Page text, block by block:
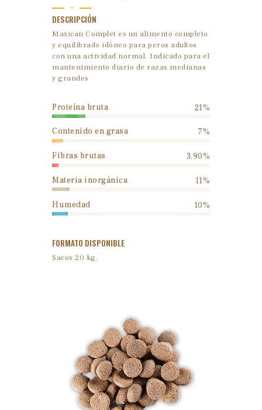
-
DESCRIPCIÓN
Maxican Complet es un alimento completo
y equilibrado idóneo para peros adultos
con una actividad normal. Indicado para el
mantenimiento diario de razas medianas
y grandes
Proteína bruta 21%
Contenido en grasa 7%
Fibras brutas 3.90%
Materia inorgánica 11%
Humedad 10%
FORMATO DISPONIBLE
Sacos 20 kg.